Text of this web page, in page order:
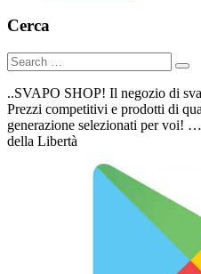
Cerca
..SVAPO SHOP! Il negozio di
Prezzi competitivi e prodotti di
generazione selezionati per voi!
della Libertà